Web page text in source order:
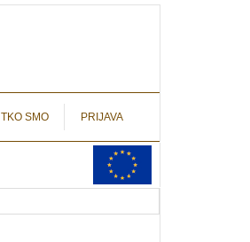
TKO SMO PRIJAVA